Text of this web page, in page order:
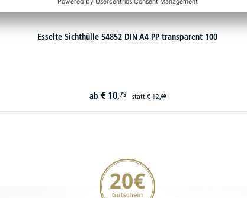
Esselte Sichthülle 54852 DIN A4 PP transparent 100
ab € 10,79 statt€ 12,99
20€ Gutschein sichern